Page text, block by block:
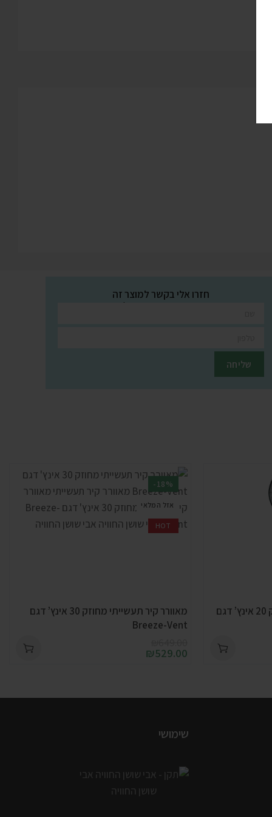
חזרו אלי בקשר למוצר זה
השאירו פרטים ונציגינו יחזרו אליכם בהקדם
מאוורר עמוד תעשייתי מחוזק 20 אינץ’ דגם
-18%
אזל המלאי
HOT
מאוורר קיר תעשייתי מחוזק 30 אינץ’ דגם
Breeze-Vent
₪529.00
שימושי